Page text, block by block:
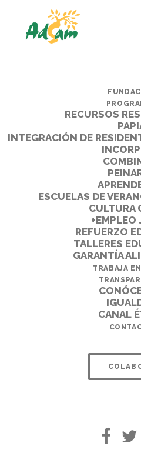
RECURSOS
INTEGRACIÓN DE
ESCUELAS DE
CULTURA
+EMPLEO
REFUERZO
TALLERES
GARANTÍA
TRABAJA
CANAL